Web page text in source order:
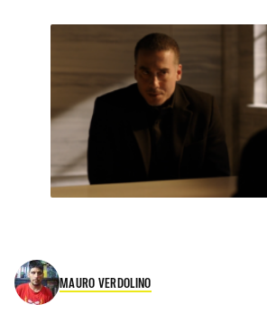
MAURO VERDOLINO